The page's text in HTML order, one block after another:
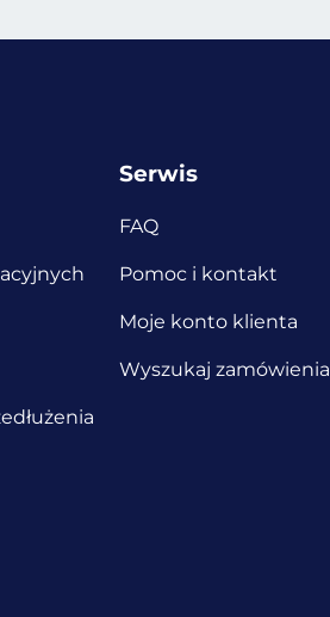
Serwis
FAQ
Pomoc i kontakt
Moje konto klienta
Wyszukaj zamówienia